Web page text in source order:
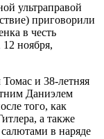
ультраправой
приговорили
в честь
ноября,
и 38-летняя
Даниэлем
того, как
а также
в наряде